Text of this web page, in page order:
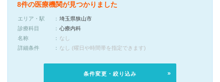
8件の医療機関が見つかりました
エリア・駅
埼玉県狭山市
診療科目
心療内科
名称
なし
詳細条件
なし (曜日や時間帯を指定できます)
条件変更・絞り込み